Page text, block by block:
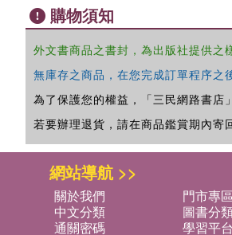
購物須知
外文書商品之書封，為出版社提供之
無庫存之商品，在您完成訂單程序之
為了保護您的權益，「三民網路書店」
若要辦理退貨，請在商品鑑賞期內寄
網站導航 >>
關於我們 門市專區
中文分類
圖書分
通關密碼
學習平台